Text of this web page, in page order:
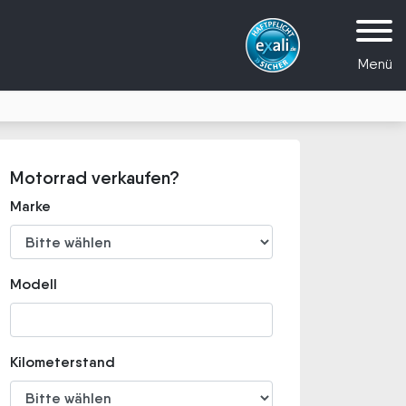
Menü
Motorrad verkaufen?
Marke
Modell
Kilometerstand